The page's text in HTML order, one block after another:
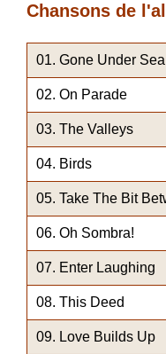
Chansons de
Gone Under Sea
On Parade
The Valleys
Birds
Take The Bit
Oh Sombra!
Enter Laughing
This Deed
Love Builds Up